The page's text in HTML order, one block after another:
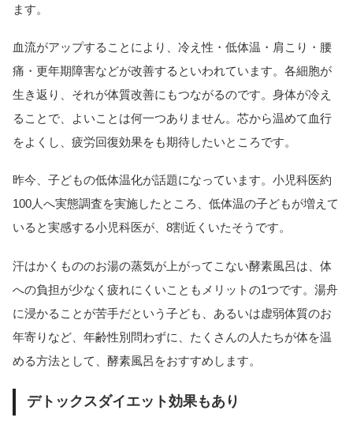
ます。
血流がアップすることにより、冷え性・低体温・肩こり・腰
痛・更年期障害などが改善するといわれています。各細胞が
生き返り、それが体質改善にもつながるのです。身体が冷え
ることで、よいことは何一つありません。芯から温めて血行
をよくし、疲労回復効果をも期待したいところです。
昨今、子どもの低体温化が話題になっています。小児科医約
100人へ実態調査を実施したところ、低体温の子どもが増えて
いると実感する小児科医が、8割近くいたそうです。
汗はかくもののお湯の蒸気が上がってこない酵素風呂は、体
への負担が少なく疲れにくいこともメリットの1つです。湯舟
に浸かることが苦手だという子ども、あるいは虚弱体質のお
年寄りなど、年齢性別問わずに、たくさんの人たちが体を温
める方法として、酵素風呂をおすすめします。
デトックスダイエット効果もあり